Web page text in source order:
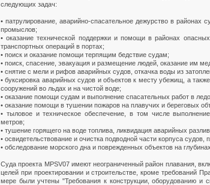
следующих задач:
• патрулирование, аварийно-спасательное дежурство в
промыслов;
• оказание технической поддержки и помощи в районах
транспортных операций в портах;
• поиск и оказание помощи терпящим бедствие судам;
• поиск, спасение, эвакуация и размещение людей, оказание им
• снятие с мели и рифов аварийных судов, откачка воды из
• буксировка аварийных судов и объектов к месту убежищ, а
сооружений во льдах и на чистой воде;
• оказание помощи судам и выполнение спасательных работ в
• оказание помощи в тушении пожаров на плавучих и береговых
• тыловое и техническое обеспечение, в том числе
метров;
• тушение горящего на воде топлива, ликвидация аварийных
• освидетельствование и очистка подводной части корпуса судов,
• обследование морского дна и поврежденных объектов на
Суда проекта MPSV07 имеют неограниченный район плавания,
целей при проектировании и строительстве, кроме требований
мере были учтены "Требования к конструкции, оборудованию